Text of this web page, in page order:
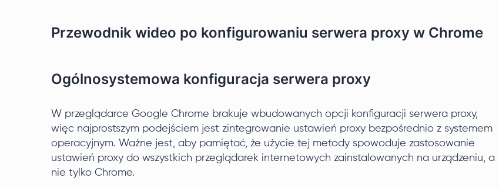
Przewodnik wideo po konfigurowaniu serwera proxy w Chrome
Ogólnosystemowa konfiguracja serwera proxy
W przeglądarce Google Chrome brakuje wbudowanych opcji konfiguracji serwera proxy,
więc najprostszym podejściem jest zintegrowanie ustawień proxy bezpośrednio z systemem
operacyjnym. Ważne jest, aby pamiętać, że użycie tej metody spowoduje zastosowanie
ustawień proxy do wszystkich przeglądarek internetowych zainstalowanych na urządzeniu, a
nie tylko Chrome.